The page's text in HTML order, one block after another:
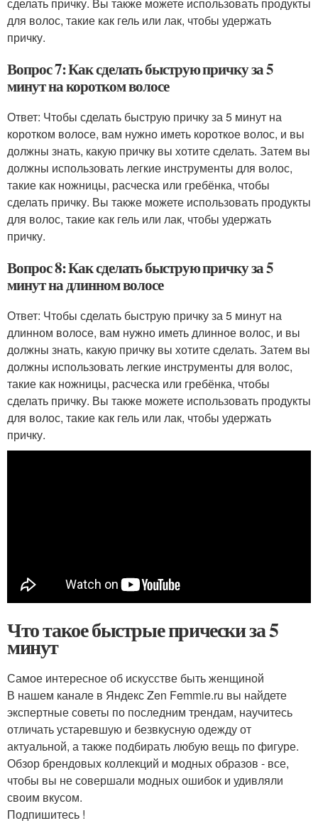
для волос, такие как гель или лак, чтобы удержать
причку.
Вопрос 7: Как сделать быструю причку за 5
минут на коротком волосе
Ответ: Чтобы сделать быструю причку за 5 минут на
коротком волосе, вам нужно иметь короткое волос, и вы
должны знать, какую причку вы хотите сделать. Затем вы
должны использовать легкие инструменты для волос,
такие как ножницы, расческа или гребёнка, чтобы
сделать причку. Вы также можете использовать продукты
для волос, такие как гель или лак, чтобы удержать
причку.
Вопрос 8: Как сделать быструю причку за 5
минут на длинном волосе
Ответ: Чтобы сделать быструю причку за 5 минут на
длинном волосе, вам нужно иметь длинное волос, и вы
должны знать, какую причку вы хотите сделать. Затем вы
должны использовать легкие инструменты для волос,
такие как ножницы, расческа или гребёнка, чтобы
сделать причку. Вы также можете использовать продукты
для волос, такие как гель или лак, чтобы удержать
причку.
Что такое быстрые прически за 5
минут
Самое интересное об искусстве быть женщиной
В нашем канале в Яндекс Zen Femmie.ru вы найдете
экспертные советы по последним трендам, научитесь
отличать устаревшую и безвкусную одежду от
актуальной, а также подбирать любую вещь по фигуре.
Обзор брендовых коллекций и модных образов - все,
чтобы вы не совершали модных ошибок и удивляли
своим вкусом.
Подпишитесь !